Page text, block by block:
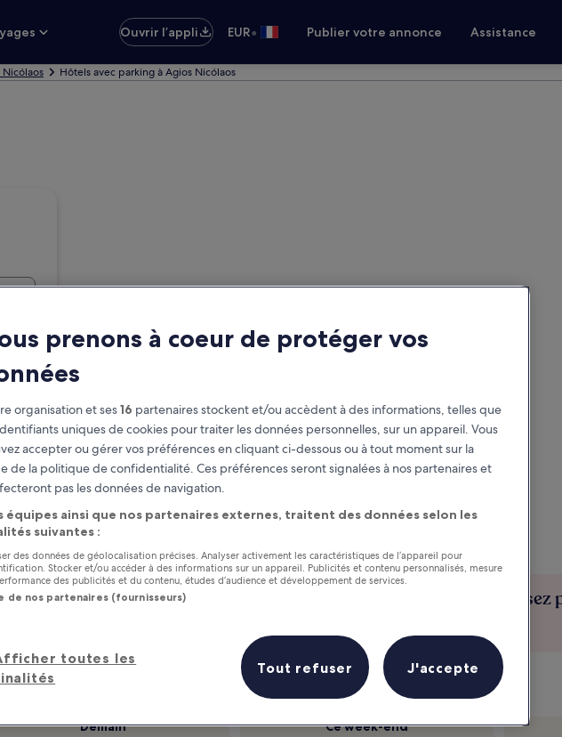
Ouvrir l’appli EUR• Publier votre annonce Assistance
Nicólaos Hôtels avec parking à Agios Nicólaos
cas
Gagnez des récompenses pour
Demain
Ce week-end
prenons à coeur de protéger vos
organisation et ses16 partenaires stockent et/ou accèdent à des informations, telles que
uniques de cookies pour traiter les données personnelles, sur un appareil. Vous
accepter ou gérer vos préférences en cliquant ci-dessous ou à tout moment sur la
de la politique de confidentialité. Ces préférences seront signalées à nos partenaires et
pas les données de navigation.
équipes ainsi que nos partenaires externes, traitent des données selon les
suivantes :
des données de géolocalisation précises. Analyser activement les caractéristiques de l’appareil pour
Stocker et/ou accéder à des informations sur un appareil. Publicités et contenu personnalisés, mesure
des publicités et du contenu, études d’audience et développement de services.
de nos partenaires (fournisseurs)
toutes les
Tout refuser J'accepte